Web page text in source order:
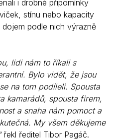
i drobné připomínky
stínu nebo kapacity
podle nich výrazně
lidi nám to říkali s
Bylo vidět, že jsou
na tom podíleli. Spousta
kamarádů, spousta firem,
a snaha nám pomoct a
My všem děkujeme
řekl ředitel Tibor Pagáč.